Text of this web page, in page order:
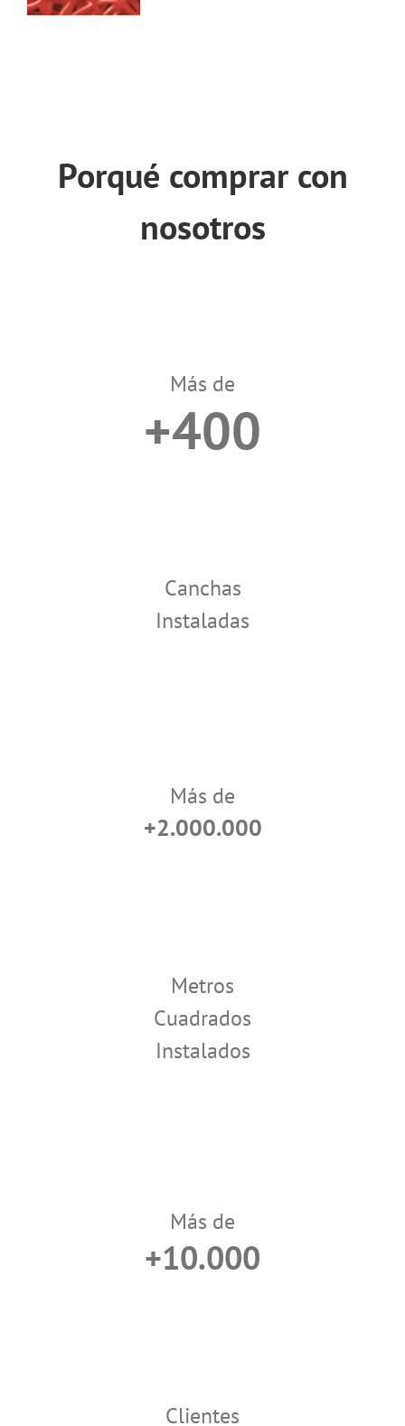
Porqué comprar con
nosotros
Más de
+400
Canchas
Instaladas
Más de
+2.000.000
Metros
Cuadrados
Instalados
Más de
+10.000
Clientes